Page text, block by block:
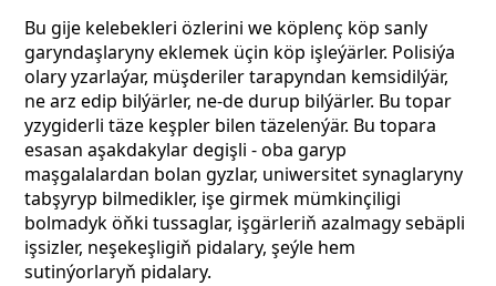
Bu gije kelebekleri özlerini we köplenç köp sanly
garyndaşlaryny eklemek üçin köp işleýärler. Polisiýa
olary yzarlaýar, müşderiler tarapyndan kemsidilýär,
ne arz edip bilýärler, ne-de durup bilýärler. Bu topar
yzygiderli täze keşpler bilen täzelenýär. Bu topara
esasan aşakdakylar degişli - oba garyp
maşgalalardan bolan gyzlar, uniwersitet synaglaryny
tabşyryp bilmedikler, işe girmek mümkinçiligi
bolmadyk öňki tussaglar, işgärleriň azalmagy sebäpli
işsizler, neşekeşligiň pidalary, şeýle hem
sutinýorlaryň pidalary.